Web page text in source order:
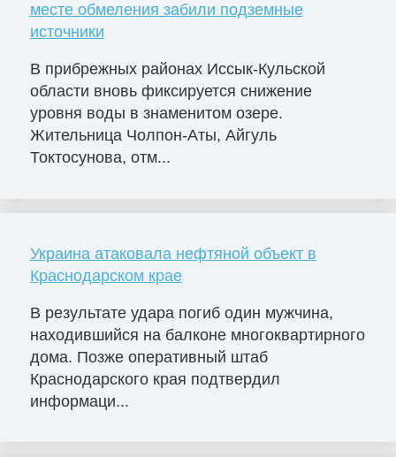
месте обмеления забили подземные
источники
В прибрежных районах Иссык-Кульской
области вновь фиксируется снижение
уровня воды в знаменитом озере.
Жительница Чолпон-Аты, Айгуль
Токтосунова, отм...
Украина атаковала нефтяной объект в
Краснодарском крае
В результате удара погиб один мужчина,
находившийся на балконе многоквартирного
дома. Позже оперативный штаб
Краснодарского края подтвердил
информаци...